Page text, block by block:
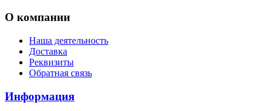
О компании
Наша деятельность
Доставка
Реквизиты
Обратная связь
Информация